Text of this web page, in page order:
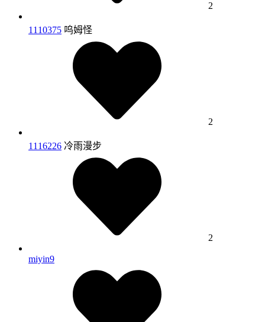
2
1110375 呜姆怪
2
1116226 冷雨漫步
2
miyin9